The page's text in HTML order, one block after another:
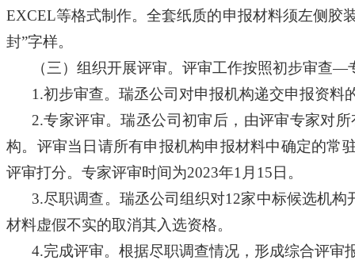
EXCEL等格式制作。全套纸质的申报材料须左侧胶
封”字样。
（三）组织开展评审。评审工作按照初步审查
1.初步审查。瑞丞公司对申报机构递交申报资料
2.专家评审。瑞丞公司初审后，由评审专家对
构。评审当日请所有申报机构申报材料中确定的常
评审打分。专家评审时间为2023年1 月 15日。
3.尽职调查。瑞丞公司组织对12家中标候选机
材料虚假不实的取消其入选资格。
4.完成评审。根据尽职调查情况，形成综合评审